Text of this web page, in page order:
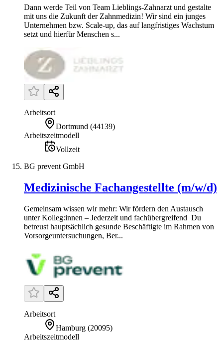
Dann werde Teil von Team Lieblings-Zahnarzt und gestalte
mit uns die Zukunft der Zahnmedizin! Wir sind ein junges
Unternehmen bzw. Scale-up, das auf langfristiges Wachstum
setzt und hierfür Menschen s...
Arbeitsort
Dortmund (44139)
Arbeitszeitmodell
Vollzeit
BG prevent GmbH
Medizinische Fachangestellte (m/w/d)
Gemeinsam wissen wir mehr: Wir fördern den Austausch
unter Kolleg:innen – Jederzeit und fachübergreifend Du
betreust hauptsächlich gesunde Beschäftigte im Rahmen von
Vorsorgeuntersuchungen, Ber...
Arbeitsort
Hamburg (20095)
Arbeitszeitmodell